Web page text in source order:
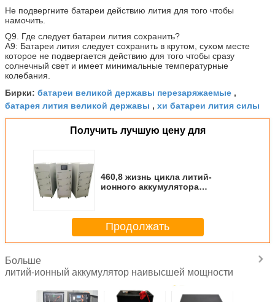
Не подвергните батареи действию лития для того чтобы
намочить.
Q9. Где следует батареи лития сохранить?
A9: Батареи лития следует сохранить в крутом, сухом месте
которое не подвергается действию для того чтобы сразу
солнечный свет и имеет минимальные температурные
колебания.
Бирки: батареи великой державы перезаряжаемые ,
батарея лития великой державы , хи батареи лития силы
Получить лучшую цену для
460,8 жизнь цикла литий-
ионного аккумулятора
Продолжать
Больше
литий-ионный аккумулятор наивысшей мощности